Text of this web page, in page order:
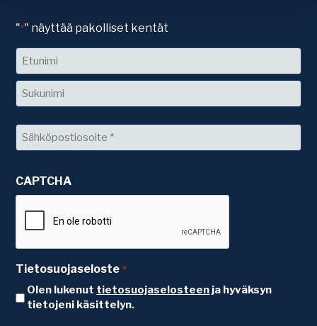
"*" näyttää pakolliset kentät
Nimi
Etunimi
Sähköposti
*
CAPTCHA
Tietosuojaseloste *
Olen lukenut tietosuojaselosteen ja hyväksyn
tietojeni käsittelyn.